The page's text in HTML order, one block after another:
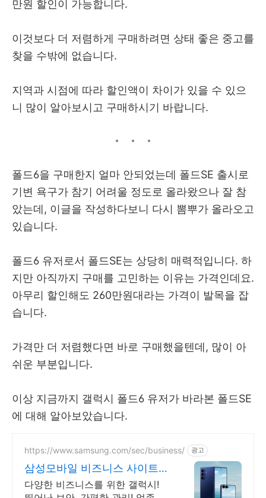
만원 할인이 가능합니다.
이것보다 더 저렴하게 구매하려면 상태 좋은 중고를
찾을 수밖에 없습니다.
지역과 시점에 따라 할인액이 차이가 있을 수 있으
니 많이 알아보시고 구매하시기 바랍니다.
폴드6을 구매한지 얼마 안되었는데 폴드SE 출시로
기변 욕구가 참기 어려울 정도로 올라왔으나 잘 참
았는데, 이글을 작성하다보니 다시 뽐뿌가 올라오고
있습니다.
폴드6 유저로서 폴드SE는 상당히 매력적입니다. 하
지만 아직까지 구매를 고민하는 이유는 가격인데요.
아무리 할인해도 260만원대라는 가격이 발목을 잡
습니다.
가격만 더 저렴했다면 바로 구매했을텐데, 많이 아
쉬운 부분입니다.
이상 지금까지 갤럭시 폴드6 유저가 바라본 폴드SE
에 대해 알아보았습니다.
https://www.samsung.com/sec/business/ 광고
삼성모바일 비즈니스 사이트
본사 공식 운영 견적문의
다양한 비즈니스를 위한 갤럭시!